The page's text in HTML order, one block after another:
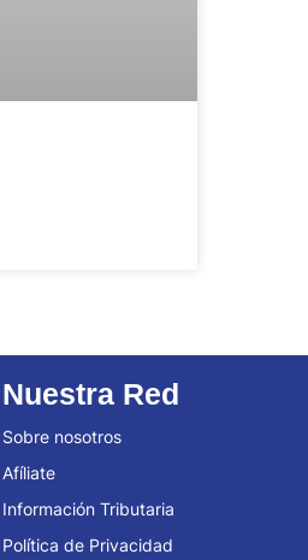
Nuestra Red
Sobre nosotros
Afíliate
Información Tributaria
Política de Privacidad